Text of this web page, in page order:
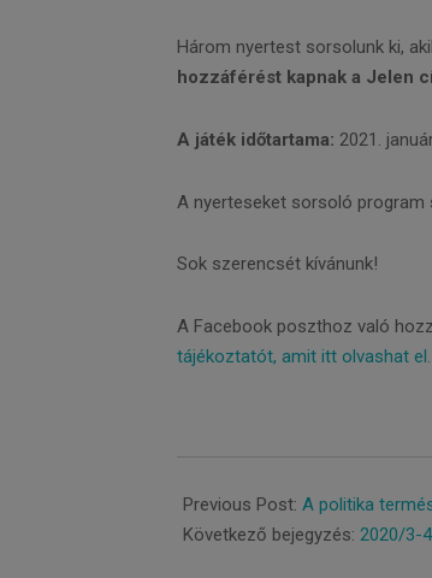
Három nyertest sorsolunk ki,
hozzáférést kapnak a Jelen
A játék időtartama: 2021.
A nyerteseket sorsoló program
Sok szerencsét kívánunk!
A Facebook poszthoz való
tájékoztatót, amit itt olvashat el.
01-
07
Previous Post: A politika
Következő bejegyzés: 2020/3-4.